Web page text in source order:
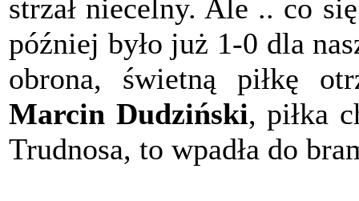
strzał niecelny. Ale .. co
później było już 1-0 dla
obrona, świetną piłkę
Marcin Dudziński, piłka
Trudnosa, to wpadła do